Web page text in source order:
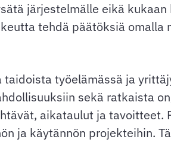
järjestelmälle eikä
tehdä päätöksiä omalla
työelämässä ja
sekä ratkaista
aikataulut ja
ja käytännön projekteihin.